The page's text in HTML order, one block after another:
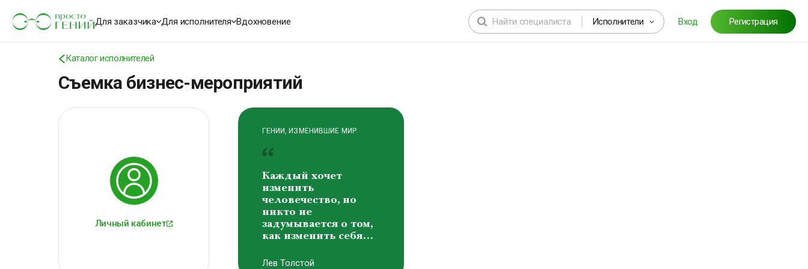
Для заказчика Для исполнителя Вдохновение Исполнители Вход Регистрация
Каталог исполнителей
Съемка бизнес-мероприятий
Личный кабинет
ГЕНИИ, ИЗМЕНИВШИЕ МИР
Каждый хочет
изменить
человечество, но
никто не
задумывается о том,
как изменить себя…
Лев Толстой